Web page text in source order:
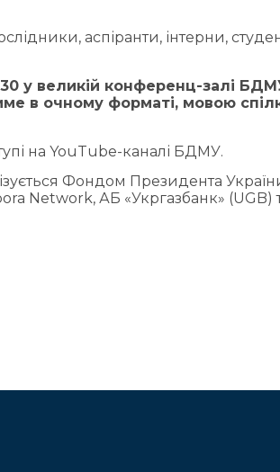
аспіранти, інтерни,
у великій конференц-залі
в очному форматі, мовою
на YouTube-каналі БДМУ.
Фондом Президента
Network, АБ «Укргазбанк» (UGB)